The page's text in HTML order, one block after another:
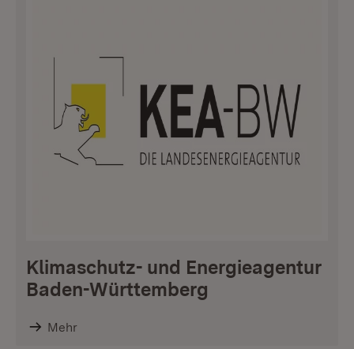
Klimaschutz- und Energieagentur
Baden-Württemberg
Mehr